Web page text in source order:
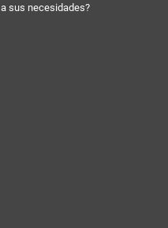
sus necesidades?